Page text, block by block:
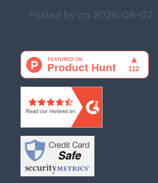
Posted by on 2026-08-07